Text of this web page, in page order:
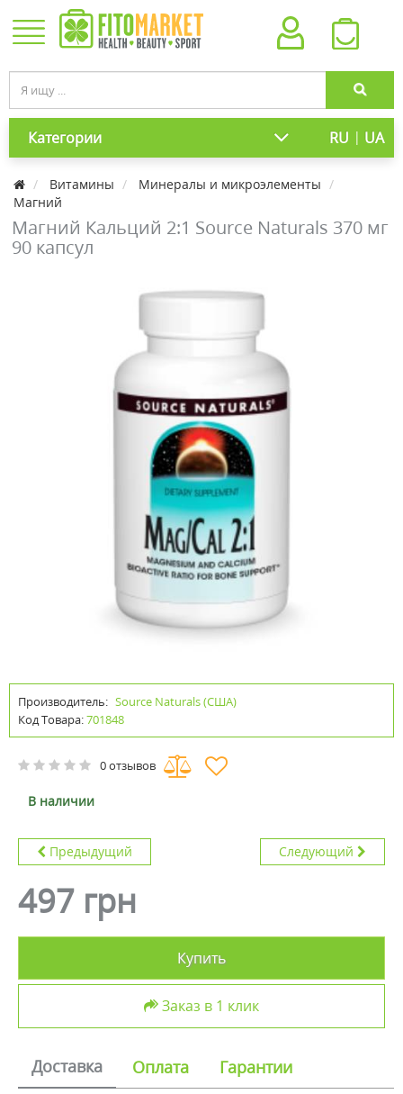
Категории RU | UA
Витамины
Минералы и микроэлементы
Магний
Магний Кальций 2:1 Source Naturals 370 мг
90 капсул
Производитель: Source Naturals (США)
Код Товара:701848
0 отзывов
В наличии
Предыдущий Следующий
497 грн
Купить
Заказ в 1 клик
Доставка Оплата Гарантии